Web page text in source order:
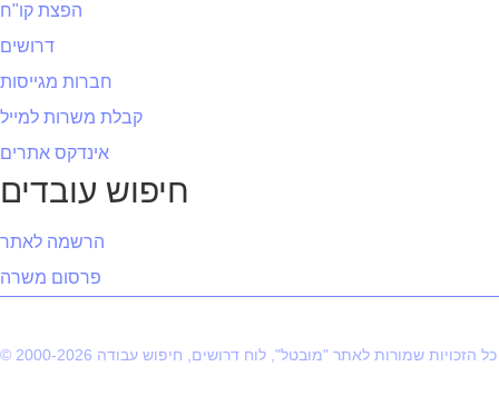
הפצת קו"ח
דרושים
חברות מגייסות
קבלת משרות למייל
אינדקס אתרים
חיפוש עובדים
הרשמה לאתר
פרסום משרה
© 2000-2026 כל הזכויות שמורות לאתר "מובטל", לוח דרושים, חיפוש עבודה